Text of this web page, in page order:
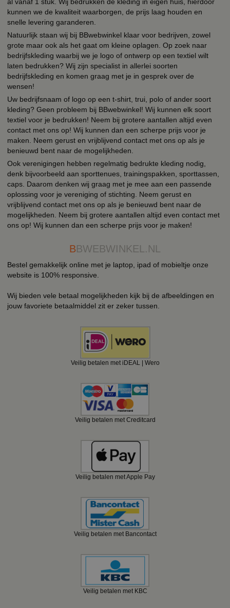
al vanaf 1 stuk. Wij bedrukken de kleding in eigen huis, hierdoor
kunnen we de kwaliteit waarborgen, de prijs laag houden en
snelle levering garanderen.
Natuurlijk staan wij bij BBwebwinkel klaar voor bedrijven, zowel
grote maar ook als het gaat om kleine oplagen. Op zoek naar
bedrijfskleding waarbij we je logo of ontwerp op een textiel wilt
laten bedrukken? Wij zijn specialist in allerlei soorten
bedrijfskleding en komen graag met je in gesprek over de
wensen!
Uw bedrijfsnaam of logo op een t-shirt, trui, polo of ander soort
kleding? Geen probleem bij BBwebwinkel! Wij kunnen elk soort
textiel voor je bedrukken! Neem bij grotere aantallen altijd even
contact met ons op! Wij kunnen dan een scherpe prijs voor je
maken. Neem gerust en vrijblijvend contact met ons op als je
benieuwd bent naar de mogelijkheden.
Ook verenigingen hebben regelmatig bedrukte kleding nodig,
denk bijvoorbeeld aan sporttenues, trainingspakken, sporttassen,
caps. Daarom denken wij graag met je mee aan een passende
oplossing voor je vereniging of stichting. Neem gerust en
vrijblijvend contact met ons op als je benieuwd bent naar de
mogelijkheden. Neem bij grotere aantallen altijd even contact met
ons op! Wij kunnen dan een scherpe prijs voor je maken!
BBWEBWINKEL.NL
Bestel gemakkelijk online met je laptop, ipad of mobieltje onze
website is 100% responsive.
Wij bieden vele betaal mogelijkheden kijk bij de afbeeldingen en
jouw favoriete betaalmiddel zit er zeker tussen.
Veilig betalen met iDEAL | Wero
Veilig betalen met Creditcard
Veilig betalen met Apple Pay
Veilig betalen met Bancontact
Veilig betalen met KBC